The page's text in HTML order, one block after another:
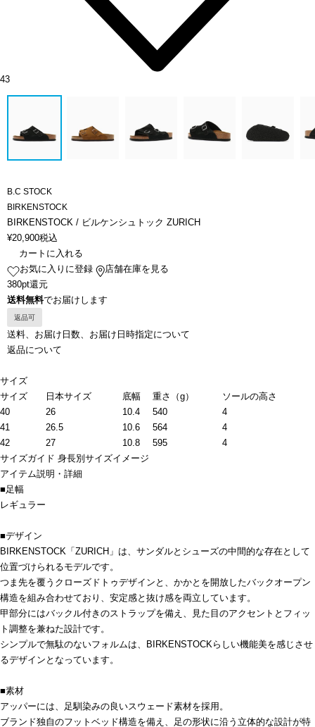
43
B.C STOCK
BIRKENSTOCK
BIRKENSTOCK / ビルケンシュトック ZURICH
¥20,900税込
カートに入れる
お気に入りに登録
店舗在庫を見る
380pt還元
送料無料でお届けします
返品可
送料、お届け日数、お届け日時指定について
返品について
サイズ
サイズ
日本サイズ 底幅 重さ（g）
ソールの高さ
40
26 10.4 540
4
41
26.5 10.6 564
4
42
27 10.8 595
4
サイズガイド 身長別サイズイメージ
アイテム説明・詳細
■足幅
レギュラー
■デザイン
BIRKENSTOCK「ZURICH」は、サンダルとシューズの中間的な存在として
位置づけられるモデルです。
つま先を覆うクローズドトゥデザインと、かかとを開放したバックオープン
構造を組み合わせており、安定感と抜け感を両立しています。
甲部分にはバックル付きのストラップを備え、見た目のアクセントとフィッ
ト調整を兼ねた設計です。
シンプルで無駄のないフォルムは、BIRKENSTOCKらしい機能美を感じさせ
るデザインとなっています。
■素材
アッパーには、足馴染みの良いスウェード素材を採用。
ブランド独自のフットベッド構造を備え、足の形状に沿う立体的な設計が特